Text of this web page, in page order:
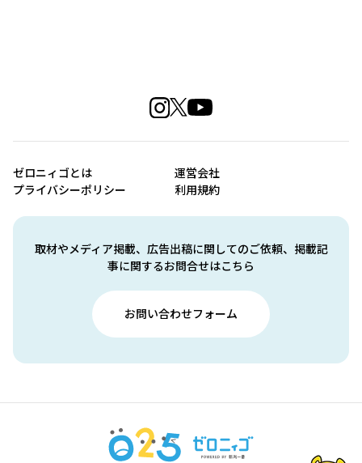
取材やメディア掲載、広告出稿に関してのご依頼、掲載記
事に関するお問合せはこちら
お問い合わせフォーム
ゼロニィゴとは
運営会社
プライバシーポリシー
利用規約